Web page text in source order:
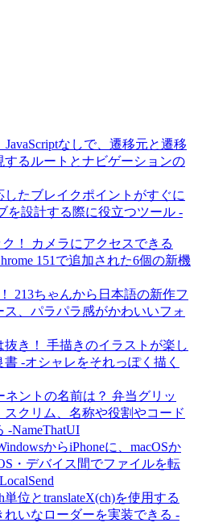
なしで、遷移元と遷移
するルートとナビゲーションの
たブレイクポイントがすぐに
を設計する際に役立つツール -
！ カメラにアクセスできる
151で追加された6個の新機
213ちゃんから日本語の新作フ
ス、パラパラ感がかわいいフォ
き！ 手描きのイラストが楽し
-オシャレをそれっぽく描く
ントの名前は？ 弁当グリッ
スクリム、名称や役割やコード
-NameThatUI
からiPhoneに、macOSか
・デバイス間でファイルを転
位とtranslateX(ch)を使用する
れいなローダーを実装できる -